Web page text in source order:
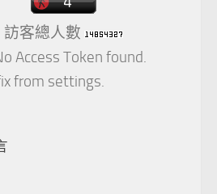
訪客總人數
Access Token found.
from settings.